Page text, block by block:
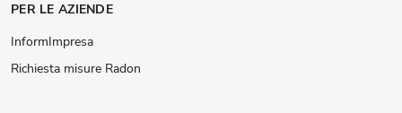
PER LE AZIENDE
InformImpresa
Richiesta misure Radon